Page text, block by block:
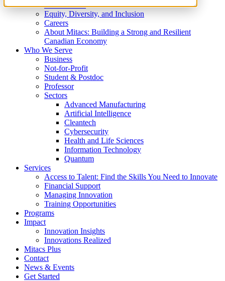
What We Do
Equity, Diversity, and Inclusion
Careers
About Mitacs: Building a Strong and Resilient
Canadian Economy
Who We Serve
Business
Not-for-Profit
Student & Postdoc
Professor
Sectors
Advanced Manufacturing
Artificial Intelligence
Cleantech
Cybersecurity
Health and Life Sciences
Information Technology
Quantum
Services
Access to Talent: Find the Skills You Need to Innovate
Financial Support
Managing Innovation
Training Opportunities
Programs
Impact
Innovation Insights
Innovations Realized
Mitacs Plus
Contact
News & Events
Get Started